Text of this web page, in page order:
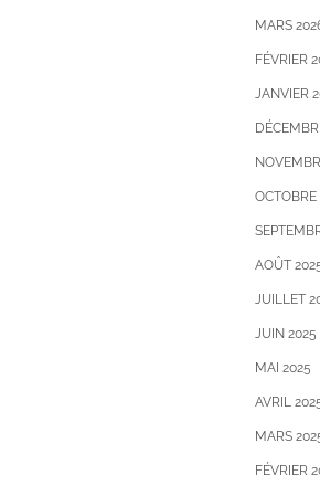
MARS
FÉVRIER
JANVIER
OCTOBRE
AOÛT
JUILLET
JUIN 2025
MAI 2025
AVRIL
MARS
FÉVRIER